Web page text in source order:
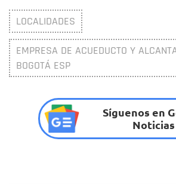
LOCALIDADES
EMPRESA DE ACUEDUCTO Y
BOGOTÁ ESP
Síguenos en
Noticias